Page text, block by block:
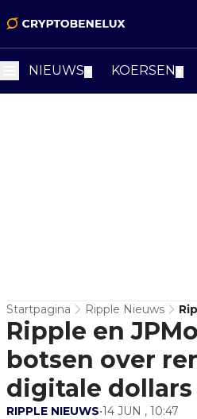
NIEUWS KOERSEN
Startpagina Ripple Nieuws
Ripple en
botsen over
digitale dollars
RIPPLE NIEUWS•14 JUN , 10:47